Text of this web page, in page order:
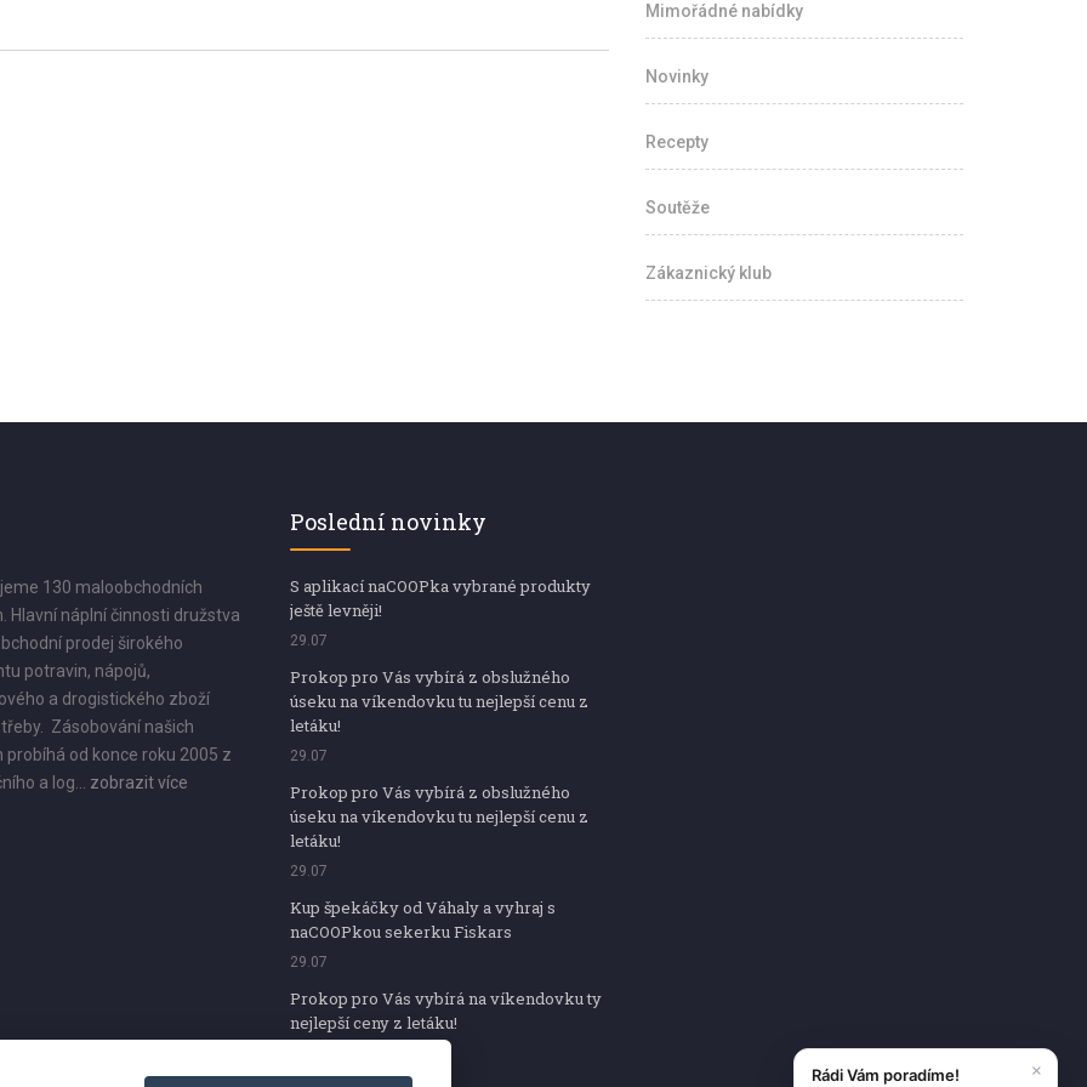
Mimořádné nabídky
Novinky
Recepty
Soutěže
Zákaznický klub
130 maloobchodních
Hlavní náplní činnosti družstva
prodej širokého
potravin, nápojů,
a drogistického zboží
Zásobování našich
probíhá od konce roku 2005 z
a log... zobrazit více
Poslední novinky
S aplikací naCOOPka vybrané produkty
ještě levněji!
29.07
Prokop pro Vás vybírá z obslužného
úseku na víkendovku tu nejlepší cenu z
letáku!
29.07
Prokop pro Vás vybírá z obslužného
úseku na víkendovku tu nejlepší cenu z
letáku!
29.07
Kup špekáčky od Váhaly a vyhraj s
naCOOPkou sekerku Fiskars
29.07
Prokop pro Vás vybírá na víkendovku ty
nejlepší ceny z letáku!